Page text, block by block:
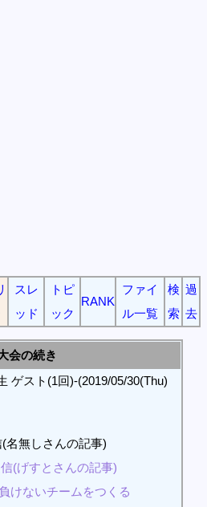
スレ
ッド
トピ
ック
RANK
ファイ
ル一覧
検
索
過
去
会の続き
ゲスト(1回)-(2019/05/30(Thu)
名無しさんの記事)
(げすとさんの記事)
けないチームをつくる